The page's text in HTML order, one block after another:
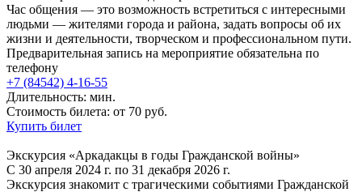
Час общения — это возможность встретиться с интересными
людьми — жителями города и района, задать вопросы об их
жизни и деятельности, творческом и профессиональном пути.
Предварительная запись на мероприятие обязательна по
телефону
+7 (84542) 4-16-55
Длительность: мин.
Стоимость билета: от 70 руб.
Купить билет
Экскурсия «Аркадакцы в годы Гражданской войны»
С 30 апреля 2024 г. по 31 декабря 2026 г.
Экскурсия знакомит с трагическими событиями Гражданской